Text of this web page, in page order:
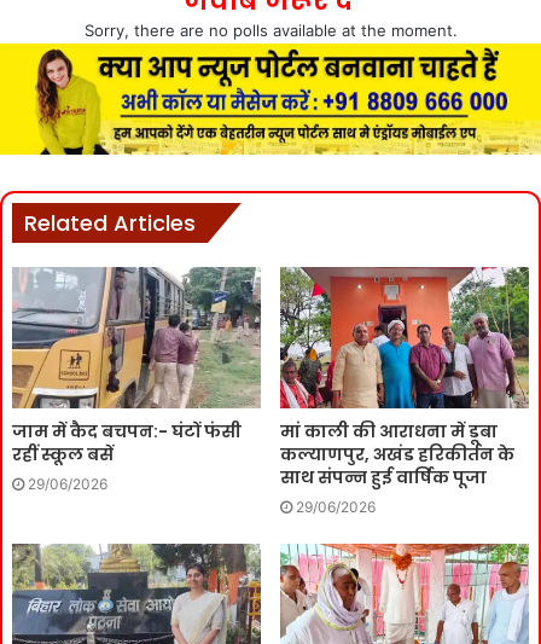
Sorry, there are no polls available at the moment.
Related Articles
जाम में कैद बचपन:- घंटों फंसी
रहीं स्कूल बसें
29/06/2026
मां काली की आराधना में डूबा
कल्याणपुर, अखंड हरिकीर्तन के
साथ संपन्न हुई वार्षिक पूजा
29/06/2026